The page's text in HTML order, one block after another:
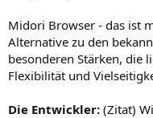
Midori Browser - das ist
Alternative zu den
besonderen Stärken, die
Flexibilität und
Die Entwickler: (Zitat)